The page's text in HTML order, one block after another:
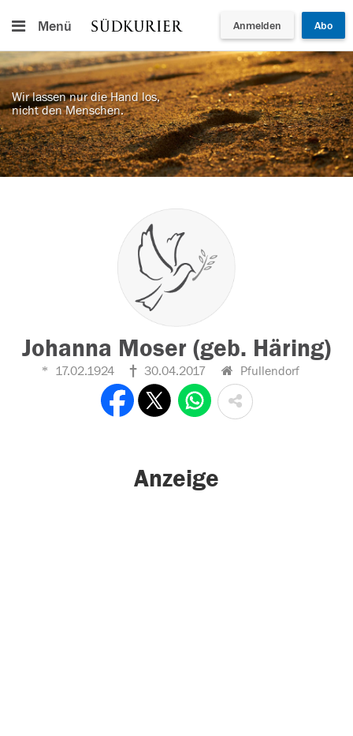
Menü Anmelden Abo
Wir lassen nur die Hand los,
nicht den Menschen.
Johanna Moser (geb. Häring)
17.02.1924 30.04.2017 Pfullendorf
Anzeige